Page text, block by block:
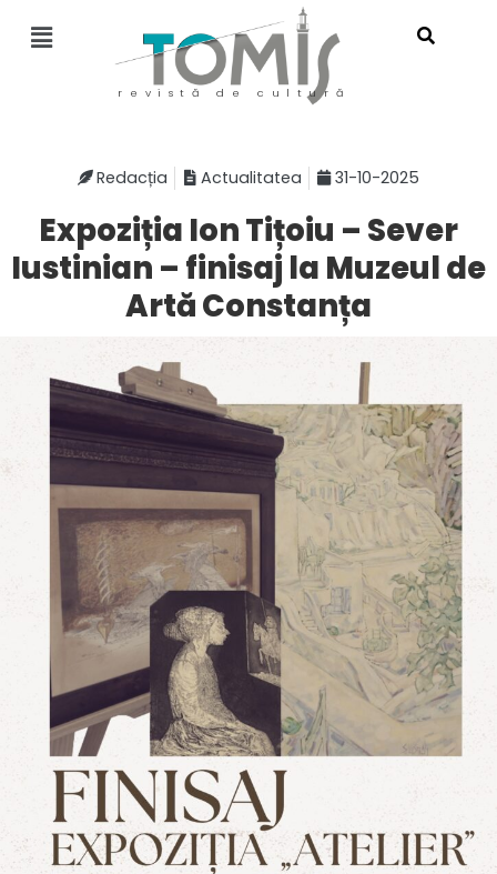
revistă de cultură
Redacția Actualitatea 31-10-2025
Expoziția Ion Tițoiu – Sever
Iustinian – finisaj la Muzeul de
Artă Constanța